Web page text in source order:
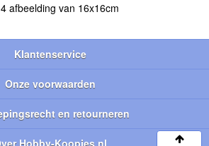
afbeelding van 16x16cm
Klantenservice
Onze voorwaarden
en retourneren